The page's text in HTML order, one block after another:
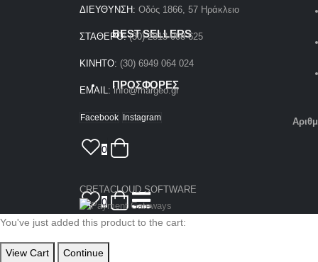
BEST SELLERS
ΠΡΟΣΦΟΡΕΣ
0
0
ΔΙΕΥΘΥΝΣΗ: Οδός 1866, 57 Ηράκλειο
ΣΤΑΘΕΡΟ:(30) 2813 008 625
ΚΙΝΗΤΟ: (30) 6949 064 024
EMAIL:info@margeo.gr
Facebook Instagram
CRETACLOUD SOFTWARE
You've just added this product to the cart:
View Cart Continue